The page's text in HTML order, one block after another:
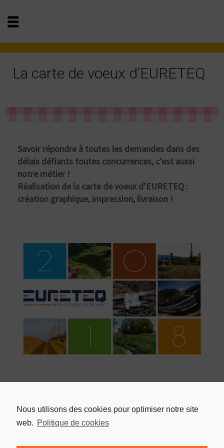
La carte de voeux d’EURETEQ
Savoir répondre à toutes les demandes dans des
délais défiants toutes concurrences, c’est aussi
notre métier !
Réalisation de la carte de voeux d’EURETEQ :
création graphique, impression, livraison !
Nous utilisons des cookies pour optimiser notre site
web. Politique de cookies